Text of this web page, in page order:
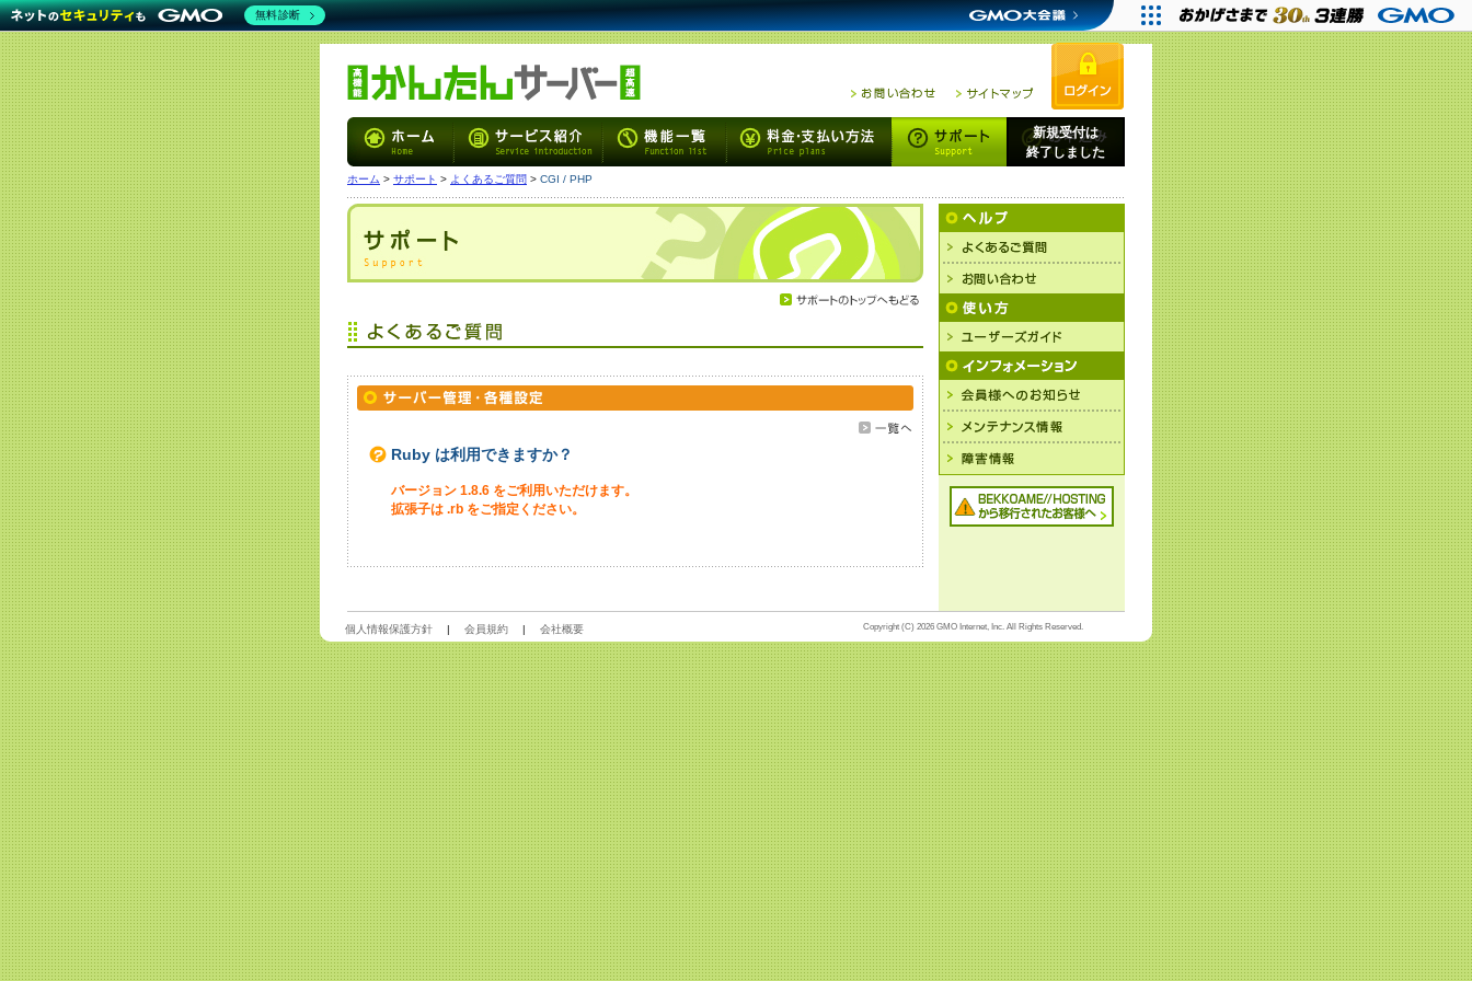
新規受付は
終了しました
ホーム > サポート > よくあるご質問 > CGI / PHP
Ruby は利用できますか？
バージョン 1.8.6 をご利用いただけます。
拡張子は .rb をご指定ください。
個人情報保護方針 | 会員規約 | 会社概要 Copyright (C) 2026 GMO Internet, Inc. All Rights Reserved.
無料診断